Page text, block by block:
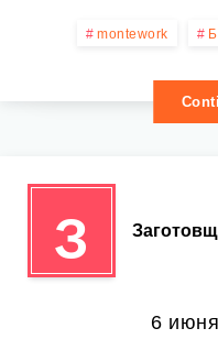
montework
З
6